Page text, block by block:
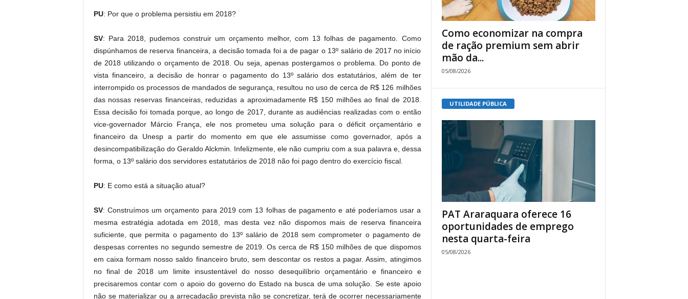
PU: Por que o problema persistiu em 2018?
SV: Para 2018, pudemos construir um orçamento melhor, com 13 folhas de pagamento. Como
dispúnhamos de reserva financeira, a decisão tomada foi a de pagar o 13º salário de 2017 no início
de 2018 utilizando o orçamento de 2018. Ou seja, apenas postergamos o problema. Do ponto de
vista financeiro, a decisão de honrar o pagamento do 13º salário dos estatutários, além de ter
interrompido os processos de mandados de segurança, resultou no uso de cerca de R$ 126 milhões
das nossas reservas financeiras, reduzidas a aproximadamente R$ 150 milhões ao final de 2018.
Essa decisão foi tomada porque, ao longo de 2017, durante as audiências realizadas com o então
vice-governador Márcio França, ele nos prometeu uma solução para o déficit orçamentário e
financeiro da Unesp a partir do momento em que ele assumisse como governador, após a
desincompatibilização do Geraldo Alckmin. Infelizmente, ele não cumpriu com a sua palavra e, dessa
forma, o 13º salário dos servidores estatutários de 2018 não foi pago dentro do exercício fiscal.
PU: E como está a situação atual?
SV: Construímos um orçamento para 2019 com 13 folhas de pagamento e até poderíamos usar a
mesma estratégia adotada em 2018, mas desta vez não dispomos mais de reserva financeira
suficiente, que permita o pagamento do 13º salário de 2018 sem comprometer o pagamento de
despesas correntes no segundo semestre de 2019. Os cerca de R$ 150 milhões de que dispomos
em caixa formam nosso saldo financeiro bruto, sem descontar os restos a pagar. Assim, atingimos
no final de 2018 um limite insustentável do nosso desequilíbrio orçamentário e financeiro e
precisaremos contar com o apoio do governo do Estado na busca de uma solução. Se este apoio
não se materializar ou a arrecadação prevista não se concretizar, terá de ocorrer necessariamente
Como economizar na compra
de ração premium sem abrir
mão da...
05/08/2026
UTILIDADE PÚBLICA
PAT Araraquara oferece 16
oportunidades de emprego
nesta quarta-feira
05/08/2026